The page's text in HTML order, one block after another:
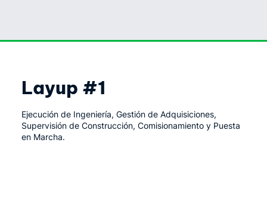
Layup #1
Ejecución de Ingeniería, Gestión de Adquisiciones,
Supervisión de Construcción, Comisionamiento y Puesta
en Marcha.